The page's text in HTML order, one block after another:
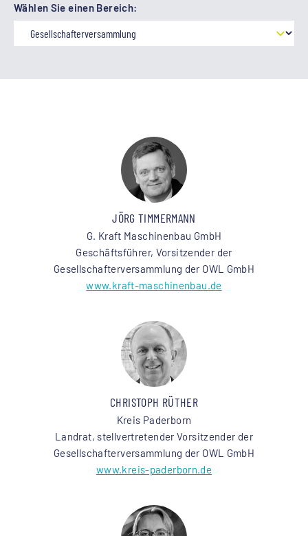
Wählen Sie einen Bereich:
JÖRG TIMMERMANN
G. Kraft Maschinenbau GmbH
Geschäftsführer, Vorsitzender der
Gesellschafterversammlung der OWL GmbH
www.kraft-maschinenbau.de
CHRISTOPH RÜTHER
Kreis Paderborn
Landrat, stellvertretender Vorsitzender der
Gesellschafterversammlung der OWL GmbH
www.kreis-paderborn.de